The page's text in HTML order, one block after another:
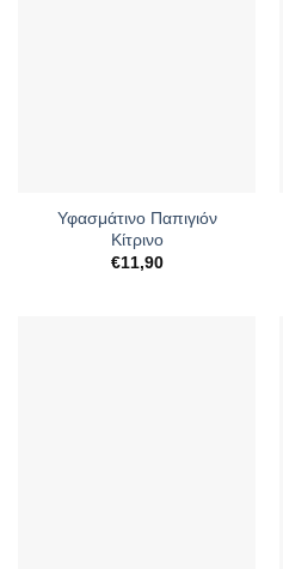
Υφασμάτινο Παπιγιόν
Κίτρινο
€11,90